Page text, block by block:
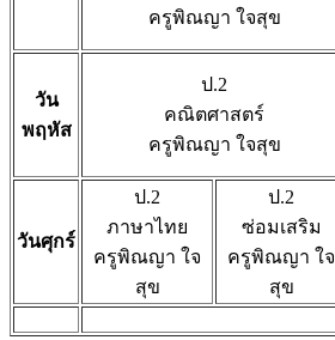
ครูพิณญา ใจสุข
วัน
พฤหัส
ป.2
คณิตศาสตร์
ครูพิณญา ใจสุข
วันศุกร์
ป.2
ภาษาไทย
ครูพิณญา ใจ
สุข
ป.2
ซ่อมเสริม
ครูพิณญา ใจ
สุข